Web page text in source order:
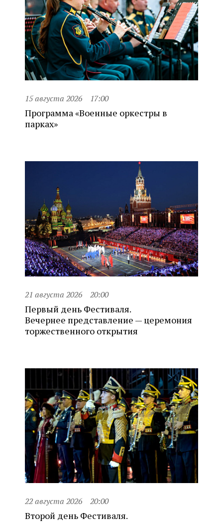
15 августа 2026 17:00
Программа «Военные оркестры в
парках»
21 августа 2026 20:00
Первый день Фестиваля.
Вечернее представление — церемония
торжественного открытия
22 августа 2026 20:00
Второй день Фестиваля.